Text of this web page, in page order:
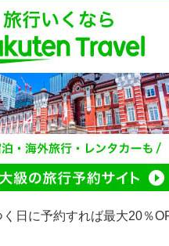
日に予約すれば最大20％